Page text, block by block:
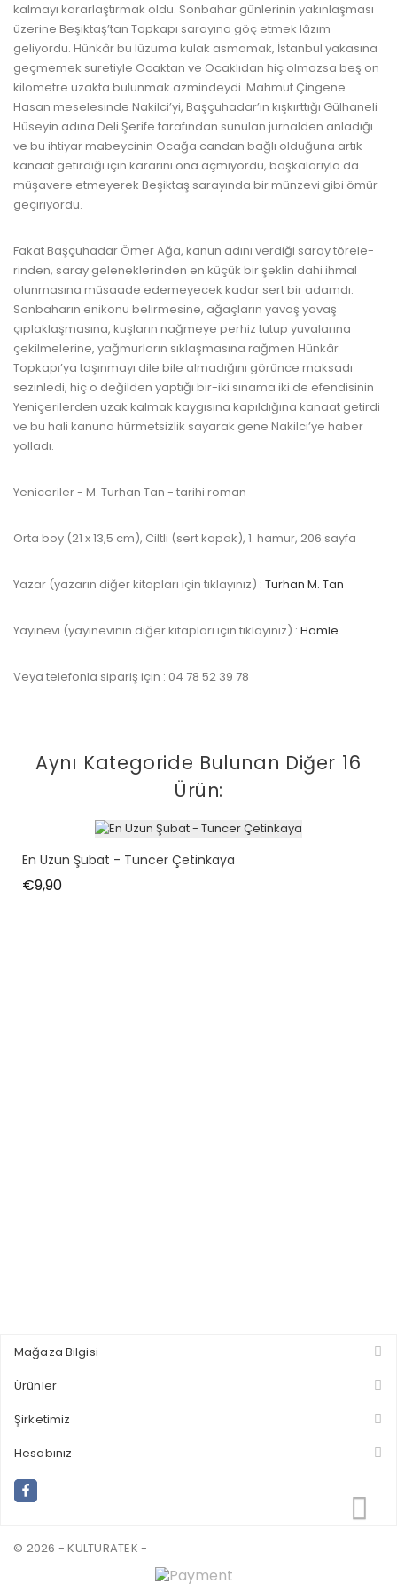
kalmayı kararlaştırmak oldu. Sonbahar günlerinin yakınlaşma­sı
üzerine Beşiktaş’tan Topkapı sarayına göç etmek lâzım
geliyordu. Hünkâr bu lüzuma kulak asmamak, İstanbul yakasına
geçmemek suretiyle Ocaktan ve Ocaklıdan hiç olmazsa beş on
kilometre uzakta bulunmak azmindeydi. Mahmut Çingene
Hasan meselesinde Nakilci’yi, Başçuhadar’ın kışkırttığı Gülhaneli
Hüseyin adına Deli Şeri­fe tarafından sunulan jurnalden anladığı
ve bu ihtiyar mabeycinin Ocağa candan bağlı olduğuna artık
kanaat getirdiği için kararını ona açmıyordu, başkalarıyla da
müşavere etmeyerek Beşiktaş sarayında bir münzevi gibi ömür
geçiriyordu.
Fakat Başçuhadar Ömer Ağa, kanun adını verdiği saray törele­
rinden, saray geleneklerinden en küçük bir şeklin dahi ihmal
olun­masına müsaade edemeyecek kadar sert bir adamdı.
Sonbaharın enikonu belirmesine, ağaçların yavaş yavaş
çıplaklaşmasına, kuşla­rın nağmeye perhiz tutup yuvalarına
çekilmelerine, yağmurların sık­laşmasına rağmen Hünkâr
Topkapı’ya taşınmayı dile bile almadığını görünce maksadı
sezinledi, hiç o değilden yaptığı bir-iki sınama iki de efendisinin
Yeniçerilerden uzak kalmak kaygısına kapıldığına kanaat getirdi
ve bu hali kanuna hürmetsizlik sayarak gene Nakilci’ye haber
yolladı.
Yeniceriler - M. Turhan Tan - tarihi roman
Orta boy (21 x 13,5 cm), Ciltli (sert kapak), 1. hamur, 206 sayfa
Yazar (yazarın diğer kitapları için tıklayınız) : Turhan M. Tan
Yayınevi (yayınevinin diğer kitapları için tıklayınız) : Hamle
Veya telefonla sipariş için : 04 78 52 39 78
Aynı Kategoride Bulunan Diğer 16
Ürün:
En Uzun Şubat - Tuncer Çetinkaya
€9,90Fiyat
Mağaza Bilgisi
Ürünler
Şirketimiz
Hesabınız
© 2026 - KULTURATEK -